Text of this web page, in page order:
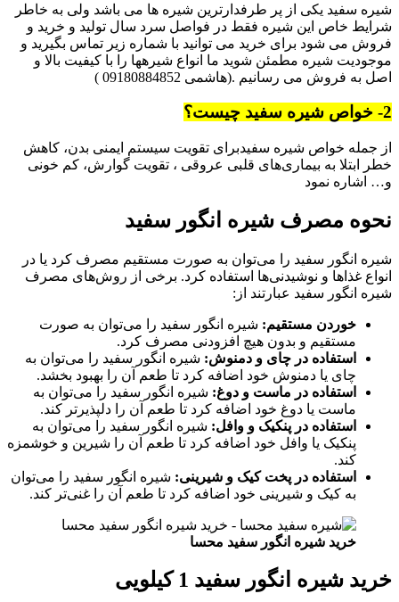
شیره سفید یکی از پر طرفدارترین شیره ها می باشد ولی به خاطر
شرایط خاص این شیره فقط در فواصل سرد سال تولید و خرید و
فروش می شود برای خرید می توانید با شماره زیر تماس بگیرید و
موجودیت شیره مطمئن شوید ما انواع شیرهها را با کیفیت بالا و
اصل به فروش می رسانیم .(هاشمی 09180884852 )
2- خواص شیره سفید چیست؟
از جمله خواص شیره سفیدبرای تقویت سیستم ایمنی بدن، کاهش
خطر ابتلا به بیماری‌های قلبی عروقی ، تقویت گوارش، کم خونی
و… اشاره نمود
نحوه مصرف شیره انگور سفید
شیره انگور سفید را می‌توان به صورت مستقیم مصرف کرد یا در
انواع غذاها و نوشیدنی‌ها استفاده کرد. برخی از روش‌های مصرف
شیره انگور سفید عبارتند از:
خوردن مستقیم: شیره انگور سفید را می‌توان به صورت
مستقیم و بدون هیچ افزودنی مصرف کرد.
استفاده در چای و دمنوش: شیره انگور سفید را می‌توان به
چای یا دمنوش خود اضافه کرد تا طعم آن را بهبود بخشد.
استفاده در ماست و دوغ: شیره انگور سفید را می‌توان به
ماست یا دوغ خود اضافه کرد تا طعم آن را دلپذیرتر کند.
استفاده در پنکیک و وافل: شیره انگور سفید را می‌توان به
پنکیک یا وافل خود اضافه کرد تا طعم آن را شیرین و خوشمزه
کند.
استفاده در پخت کیک و شیرینی: شیره انگور سفید را می‌توان
به کیک و شیرینی خود اضافه کرد تا طعم آن را غنی‌تر کند.
خرید شیره انگور سفید محسا
خرید شیره انگور سفید 1 کیلویی